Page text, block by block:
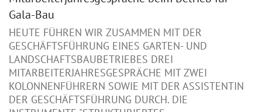
Gala-Bau
HEUTE FÜHREN WIR ZUSAMMEN MIT DER
GESCHÄFTSFÜHRUNG EINES GARTEN- UND
LANDSCHAFTSBAUBETRIEBES DREI
MITARBEITERJAHRESGESPRÄCHE MIT ZWEI
KOLONNENFÜHRERN SOWIE MIT DER ASSISTENTIN
DER GESCHÄFTSFÜHRUNG DURCH. DIE